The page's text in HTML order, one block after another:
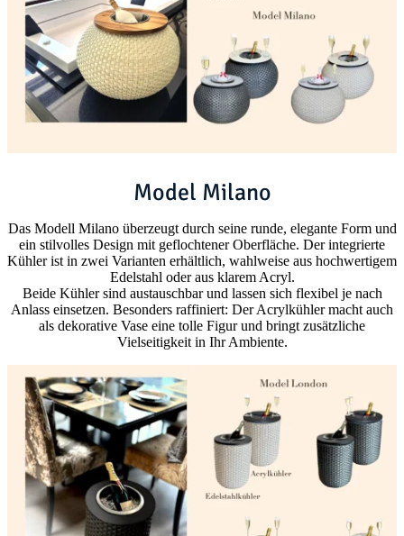
Model Milano
Das Modell Milano überzeugt durch seine runde, elegante Form und
ein stilvolles Design mit geflochtener Oberfläche. Der integrierte
Kühler ist in zwei Varianten erhältlich, wahlweise aus hochwertigem
Edelstahl oder aus klarem Acryl.
Beide Kühler sind austauschbar und lassen sich flexibel je nach
Anlass einsetzen. Besonders raffiniert: Der Acrylkühler macht auch
als dekorative Vase eine tolle Figur und bringt zusätzliche
Vielseitigkeit in Ihr Ambiente.